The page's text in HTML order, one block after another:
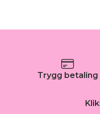
Trygg betaling